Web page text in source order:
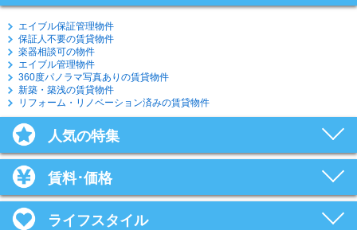
エイブル保証管理物件
保証人不要の賃貸物件
楽器相談可の物件
エイブル管理物件
360度パノラマ写真ありの賃貸物件
新築・築浅の賃貸物件
リフォーム・リノベーション済みの賃貸物件
人気の特集
賃料･価格
ライフスタイル